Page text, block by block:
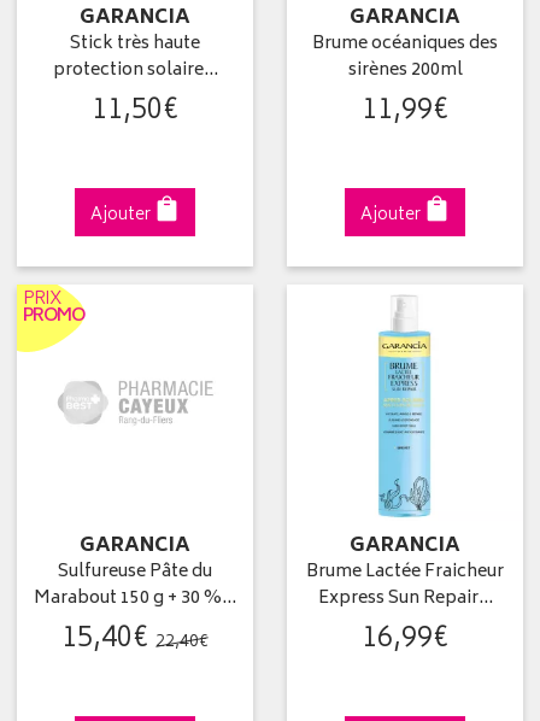
GARANCIA
Stick très haute
protection solaire…
11,50€
Ajouter
GARANCIA
Brume océaniques des
sirènes 200ml
11,99€
Ajouter
PRIX
PROMO
GARANCIA
Sulfureuse Pâte du
Marabout 150 g + 30 %…
15,40€ 22,40€
GARANCIA
Brume Lactée Fraicheur
Express Sun Repair…
16,99€